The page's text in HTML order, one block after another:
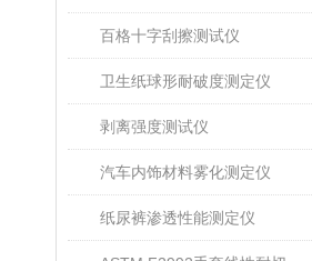
百格十字刮擦测试仪
卫生纸球形耐破度测定仪
剥离强度测试仪
汽车内饰材料雾化测定仪
纸尿裤渗透性能测定仪